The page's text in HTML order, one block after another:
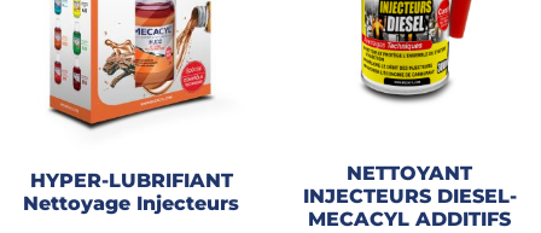
HYPER-LUBRIFIANT
Nettoyage Injecteurs
NETTOYANT
INJECTEURS DIESEL-
MECACYL ADDITIFS